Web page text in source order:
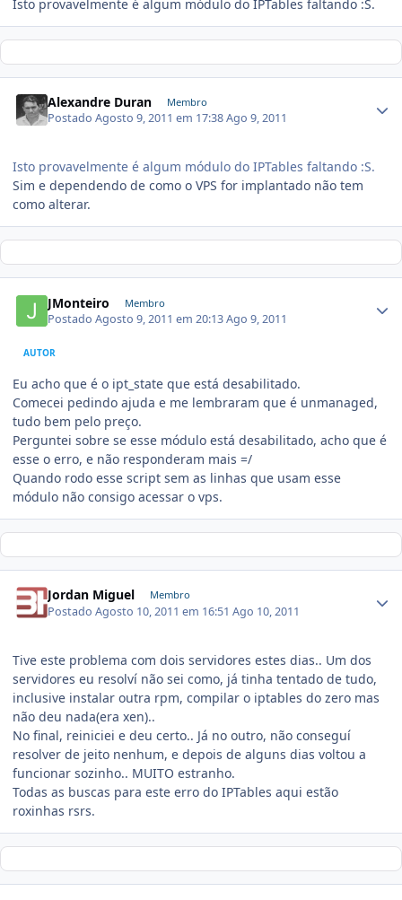
Isto provavelmente é algum módulo do IPTables faltando :S.
Alexandre Duran Membro
PostadoAgosto 9, 2011 em 17:38Ago 9, 2011
Isto provavelmente é algum módulo do IPTables faltando :S.
Sim e dependendo de como o VPS for implantado não tem
como alterar.
JMonteiro Membro
PostadoAgosto 9, 2011 em 20:13Ago 9, 2011
AUTOR
Eu acho que é o ipt_state que está desabilitado.
Comecei pedindo ajuda e me lembraram que é unmanaged,
tudo bem pelo preço.
Perguntei sobre se esse módulo está desabilitado, acho que é
esse o erro, e não responderam mais =/
Quando rodo esse script sem as linhas que usam esse
módulo não consigo acessar o vps.
Jordan Miguel Membro
PostadoAgosto 10, 2011 em 16:51Ago 10, 2011
Tive este problema com dois servidores estes dias.. Um dos
servidores eu resolví não sei como, já tinha tentado de tudo,
inclusive instalar outra rpm, compilar o iptables do zero mas
não deu nada(era xen)..
No final, reiniciei e deu certo.. Já no outro, não conseguí
resolver de jeito nenhum, e depois de alguns dias voltou a
funcionar sozinho.. MUITO estranho.
Todas as buscas para este erro do IPTables aqui estão
roxinhas rsrs.